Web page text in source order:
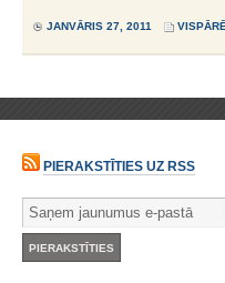
JANVĀRIS 27, 2011
PIERAKSTĪTIES UZ RSS